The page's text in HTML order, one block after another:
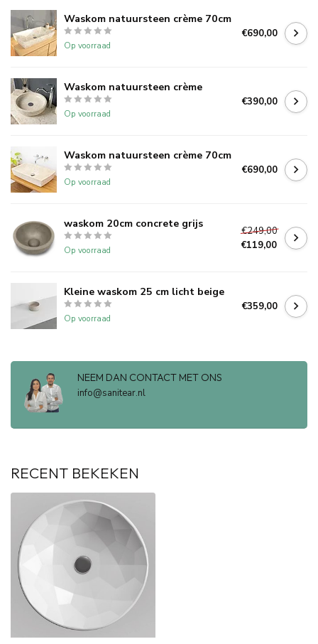
Waskom natuursteen crème 70cm
Op voorraad
€690,00
Waskom natuursteen crème
Op voorraad
€390,00
Waskom natuursteen crème 70cm
Op voorraad
€690,00
waskom 20cm concrete grijs
Op voorraad
€249,00
€119,00
Kleine waskom 25 cm licht beige
Op voorraad
€359,00
NEEM DAN CONTACT MET ONS
info@sanitear.nl
RECENT BEKEKEN